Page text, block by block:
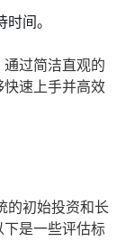
间。
过简洁直观的
速上手并高效
的初始投资和长
是一些评估标